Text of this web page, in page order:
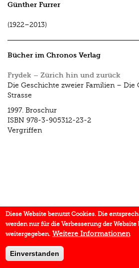
Günther Furrer
(1922–2013)
Bücher im Chronos Verlag
Frydek – Zürich hin und zurück
Die Geschichte zweier Familien – Die
Strasse
1997. Broschur
ISBN 978-3-905312-23-2
Vergriffen
Diese Website benutzt Cookies. Die
werden nur für die Verbesserung der
weitergegeben. Weitere Informationen
Einverstanden